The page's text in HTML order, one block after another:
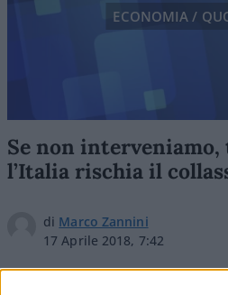
ECONOMIA /
Se non interveniamo,
l’Italia rischia il
di Marco Zannini
17 Aprile 2018, 7:42